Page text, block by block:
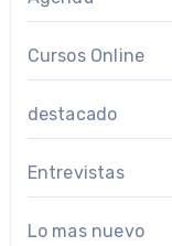
Cursos Online
destacado
Entrevistas
Lo mas nuevo